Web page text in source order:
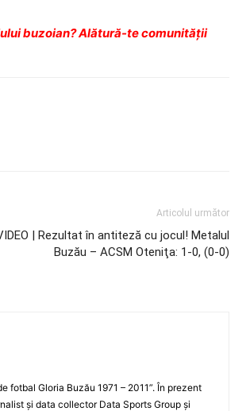
buzoian? Alătură-te comunității
Articolul următor
| Rezultat în antiteză cu jocul! Metalul
Buzău – ACSM Oteniţa: 1-0, (0-0)
fotbal Gloria Buzău 1971 – 2011”. În prezent
şi data collector Data Sports Group şi